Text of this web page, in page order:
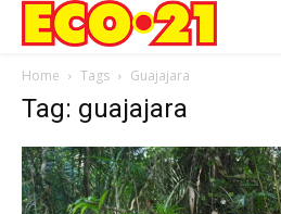
Home Tags Guajajara
Tag: guajajara